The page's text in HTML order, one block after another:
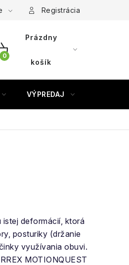
Registrácia
Prázdny
košík
VÝPREDAJ
istej deformácií, ktorá
posturiky (držanie
využívania obuvi.
MOTIONQUEST